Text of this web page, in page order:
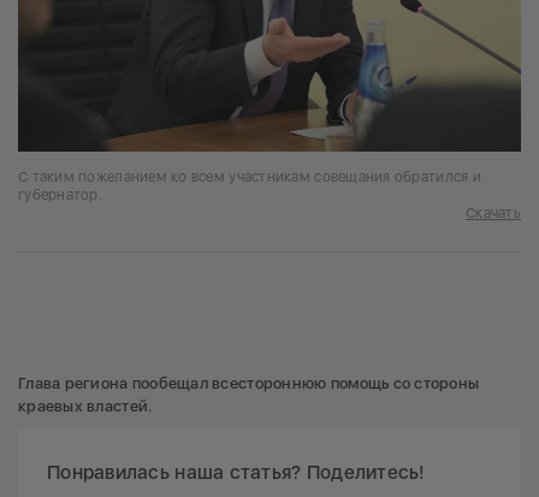
С таким пожеланием ко всем участникам совещания обратился и
губернатор.
Скачать
Глава региона пообещал всестороннюю помощь со стороны
краевых властей.
Понравилась наша статья? Поделитесь!